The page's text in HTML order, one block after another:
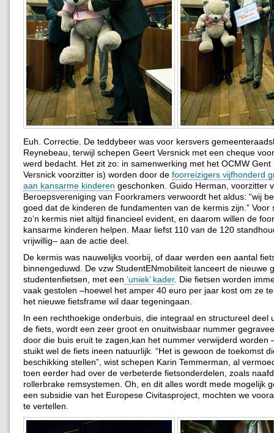
Euh. Correctie. De teddybeer was voor kersvers
Reynebeau, terwijl schepen Geert Versnick met een cheque
werd bedacht. Het zit zo: in samenwerking met het OCMW Gent
Versnick voorzitter is) worden door de foorreizigers vijfhonderd
aan kansarme kinderen geschonken. Guido Herman, voorzitter
Beroepsvereniging van Foorkramers verwoordt het aldus: “wij
goed dat de kinderen de fundamenten van de kermis zijn.” Voor
zo’n kermis niet altijd financieel evident, en daarom willen de
kansarme kinderen helpen. Maar liefst 110 van de 120
vrijwillig– aan de actie deel.
De kermis was nauwelijks voorbij, of daar werden een aantal
binnengeduwd. De vzw StudentENmobiliteit lanceert de nieuwe
studentenfietsen, met een ‘uniek’ kader. Die fietsen worden
vaak gestolen –hoewel het amper 40 euro per jaar kost om ze
het nieuwe fietsframe wil daar tegeningaan.
In een rechthoekige onderbuis, die integraal en structureel deel
de fiets, wordt een zeer groot en onuitwisbaar nummer
door die buis eruit te zagen,kan het nummer verwijderd worden
stuikt wel de fiets ineen natuurlijk. “Het is gewoon de toekomst
beschikking stellen”, wist schepen Karin Temmerman, al
toen eerder had over de verbeterde fietsonderdelen, zoals
rollerbrake remsystemen. Oh, en dit alles wordt mede mogelijk
een subsidie van het Europese Civitasproject, mochten we
te vertellen.